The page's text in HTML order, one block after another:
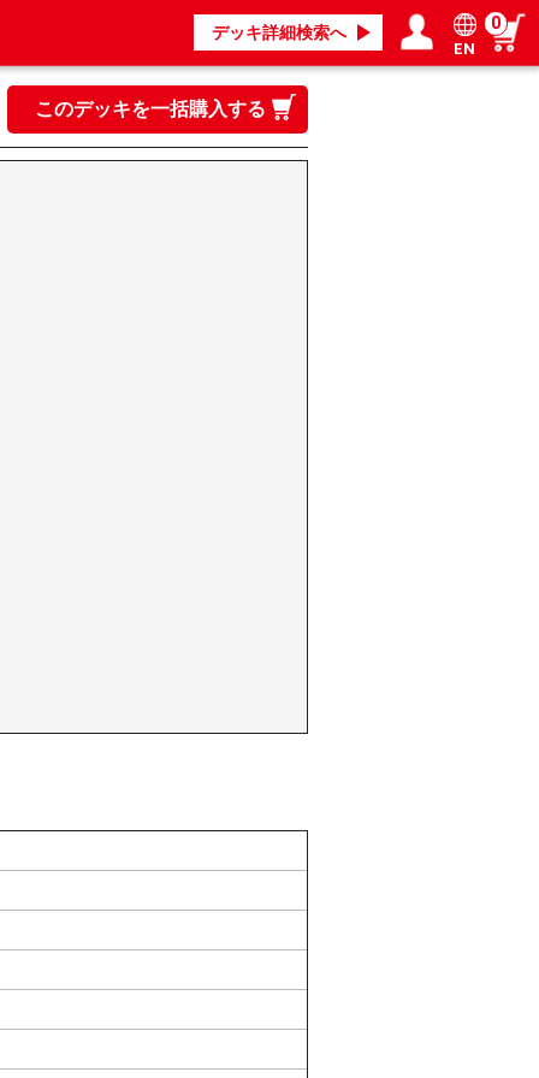
デッキ詳細検索へ
ログイン／会員登録
マイページ
EN
0
このデッキを一括購入する